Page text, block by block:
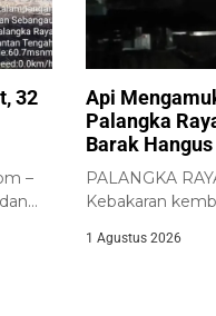
32
–
Api
Palangka
Barak Hangus
PALANGKA
Kebakaran
1 Agustus 2026